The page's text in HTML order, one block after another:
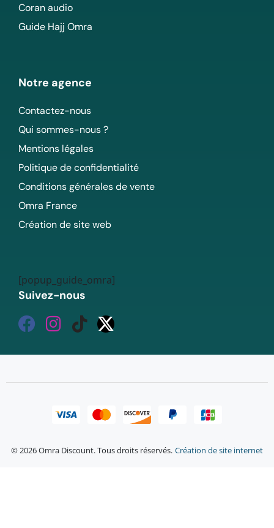
Coran audio
Guide Hajj Omra
Notre agence
Contactez-nous
Qui sommes-nous ?
Mentions légales
Politique de confidentialité
Conditions générales de vente
Omra France
Création de site web
[popup_guide_omra]
Suivez-nous
© 2026 Omra Discount. Tous droits réservés. Création de site internet